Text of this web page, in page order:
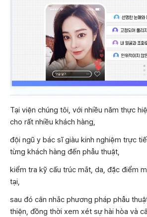
Tại viện chúng tôi, với nhiều năm thực
cho rất nhiều khách hàng,
đội ngũ y bác sĩ giàu kinh nghiệm trực
từng khách hàng đến phẫu thuật,
kiểm tra kỹ cấu trúc mắt, da, đặc điểm
tại,
sau đó cân nhắc phương pháp phẫu
thiện, đồng thời xem xét sự hài hòa và